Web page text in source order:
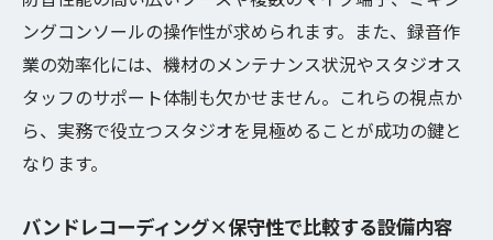
ングコンソールの操作性が求められます。また、録音作
業の効率化には、機材のメンテナンス状況やスタジオス
タッフのサポート体制も欠かせません。これらの視点か
ら、実務で役立つスタジオを見極めることが成功の鍵と
なります。
バンドレコーディング×保守性で比較する設備内容